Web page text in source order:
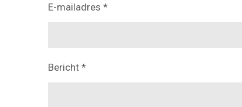
E-mailadres *
Bericht *